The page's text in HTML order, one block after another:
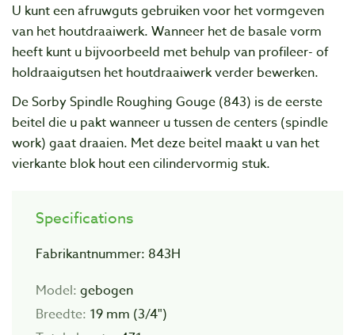
U kunt een afruwguts gebruiken voor het vormgeven
van het houtdraaiwerk. Wanneer het de basale vorm
heeft kunt u bijvoorbeeld met behulp van profileer- of
holdraaigutsen het houtdraaiwerk verder bewerken.
De Sorby Spindle Roughing Gouge (843) is de eerste
beitel die u pakt wanneer u tussen de centers (spindle
work) gaat draaien. Met deze beitel maakt u van het
vierkante blok hout een cilindervormig stuk.
Specifications
Fabrikantnummer: 843H
Model: gebogen
Breedte: 19 mm (3/4")